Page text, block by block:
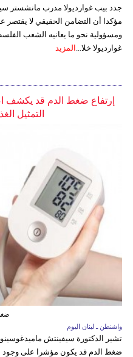
جدد بيب غوارديولا مدرب مانشستر
مؤكدا أن التضامن الحقيقي لا يقتصر
ومسؤولية نحو ما يعانيه الشعب
غوارديولا خلا...
المزيد
إرتفاع ضغط الدم قد يكشف
التمثيل
واشنطن ـ لبنان اليوم
تشير الدكتورة سيفينتش
ضغط الدم قد يكون مؤشرا على وجود